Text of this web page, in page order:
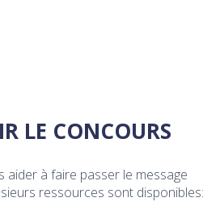
LE CONCOURS
aider à faire passer le message
ressources sont disponibles: